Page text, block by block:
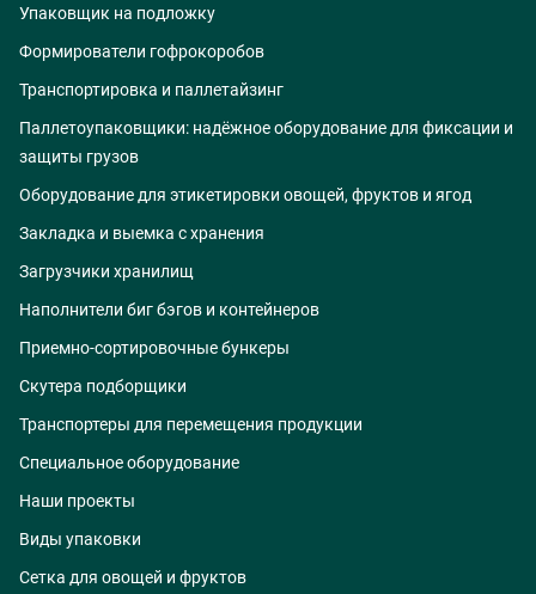
Упаковщик на подложку
Формирователи гофрокоробов
Транспортировка и паллетайзинг
Паллетоупаковщики: надёжное оборудование для фиксации и
защиты грузов
Оборудование для этикетировки овощей, фруктов и ягод
Закладка и выемка с хранения
Загрузчики хранилищ
Наполнители биг бэгов и контейнеров
Приемно-сортировочные бункеры
Скутера подборщики
Транспортеры для перемещения продукции
Специальное оборудование
Наши проекты
Виды упаковки
Сетка для овощей и фруктов